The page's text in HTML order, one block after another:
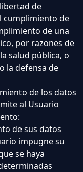
de
cumplimiento de
de una
por razones de
salud pública, o
la defensa de
de los datos
al Usuario
de sus datos
impugne su
se haya